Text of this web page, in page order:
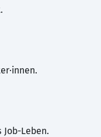
Leben.